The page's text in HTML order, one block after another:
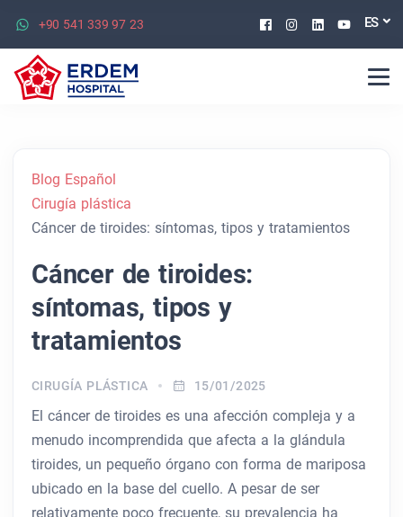
+90 541 339 97 23 Facebook
Instagram
Linkedin
ES
Blog Español
Cirugía plástica
Cáncer de tiroides: síntomas, tipos y tratamientos
Cáncer de tiroides:
síntomas, tipos y
tratamientos
CIRUGÍA PLÁSTICA 15/01/2025
El cáncer de tiroides es una afección compleja y a
menudo incomprendida que afecta a la glándula
tiroides, un pequeño órgano con forma de mariposa
ubicado en la base del cuello. A pesar de ser
relativamente poco frecuente, su prevalencia ha